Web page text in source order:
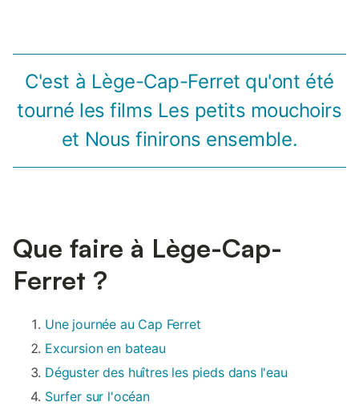
C'est à Lège-Cap-Ferret qu'ont été
tourné les films Les petits mouchoirs
et Nous finirons ensemble.
Que faire à Lège-Cap-
Ferret ?
Une journée au Cap Ferret
Excursion en bateau
Déguster des huîtres les pieds dans l'eau
Surfer sur l'océan